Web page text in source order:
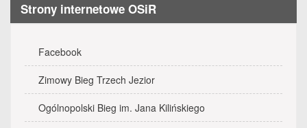
Strony internetowe OSiR
Facebook
Zimowy Bieg Trzech Jezior
Ogólnopolski Bieg im. Jana Kilińskiego